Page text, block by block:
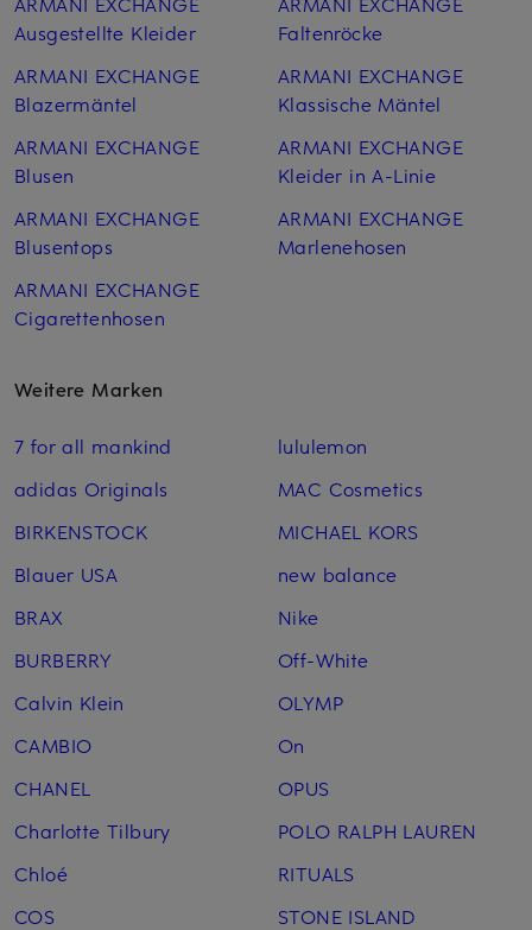
Ausgestellte Kleider
ARMANI EXCHANGE
Blazermäntel
ARMANI EXCHANGE
Blusen
ARMANI EXCHANGE
Blusentops
ARMANI EXCHANGE
Cigarettenhosen
Faltenröcke
ARMANI EXCHANGE
Klassische Mäntel
ARMANI EXCHANGE
Kleider in A-Linie
ARMANI EXCHANGE
Marlenehosen
Weitere Marken
7 for all mankind
adidas Originals
BIRKENSTOCK
Blauer USA
BRAX
BURBERRY
Calvin Klein
CAMBIO
CHANEL
Charlotte Tilbury
Chloé
COS
lululemon
MAC Cosmetics
MICHAEL KORS
new balance
Nike
Off-White
OLYMP
On
OPUS
POLO RALPH LAUREN
RITUALS
STONE ISLAND